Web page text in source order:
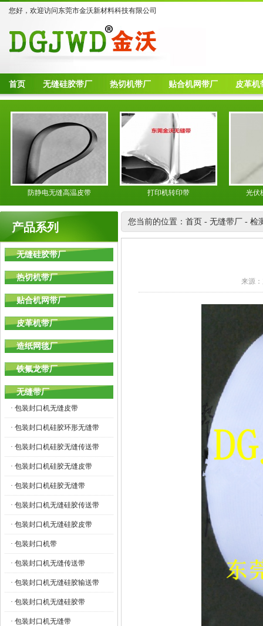
您好，欢迎访问东莞市金沃新材料科技有限公司
首页 无缝硅胶带厂 热切机带厂 贴合机网带厂 皮革机
防静电无缝高温皮带 打印机转印带 光伏板
产品系列
无缝硅胶带厂
热切机带厂
贴合机网带厂
皮革机带厂
造纸网毯厂
铁氟龙带厂
无缝带厂
· 包装封口机无缝皮带
· 包装封口机硅胶环形无缝带
· 包装封口机硅胶无缝传送带
· 包装封口机硅胶无缝皮带
· 包装封口机硅胶无缝带
· 包装封口机无缝硅胶传送带
· 包装封口机无缝硅胶皮带
· 包装封口机带
· 包装封口机无缝传送带
· 包装封口机无缝硅胶输送带
· 包装封口机无缝硅胶带
· 包装封口机无缝带
您当前的位置： 首页 - 无缝带厂 - 检
来源